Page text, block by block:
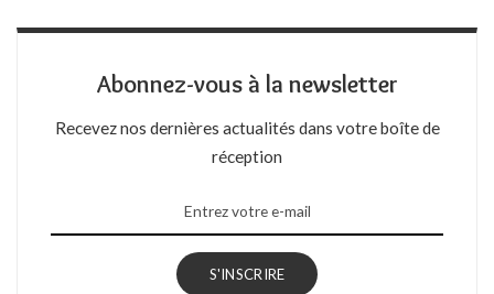
Abonnez-vous à la newsletter
Recevez nos dernières actualités dans votre boîte de
réception
S'INSCRIRE